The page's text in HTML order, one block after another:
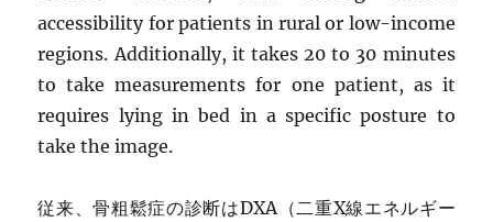
accessibility for patients in rural or low-income
regions. Additionally, it takes 20 to 30 minutes
to take measurements for one patient, as it
requires lying in bed in a specific posture to
take the image.
従来、骨粗鬆症の診断はDXA（二重X線エネルギー